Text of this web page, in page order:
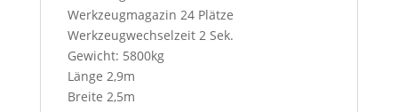
i
l
l
a
c
Werkzeugmagazin 24 Plätze
Werkzeugwechselzeit 2 Sek.
Gewicht: 5800kg
Länge 2,9m
Breite 2,5m